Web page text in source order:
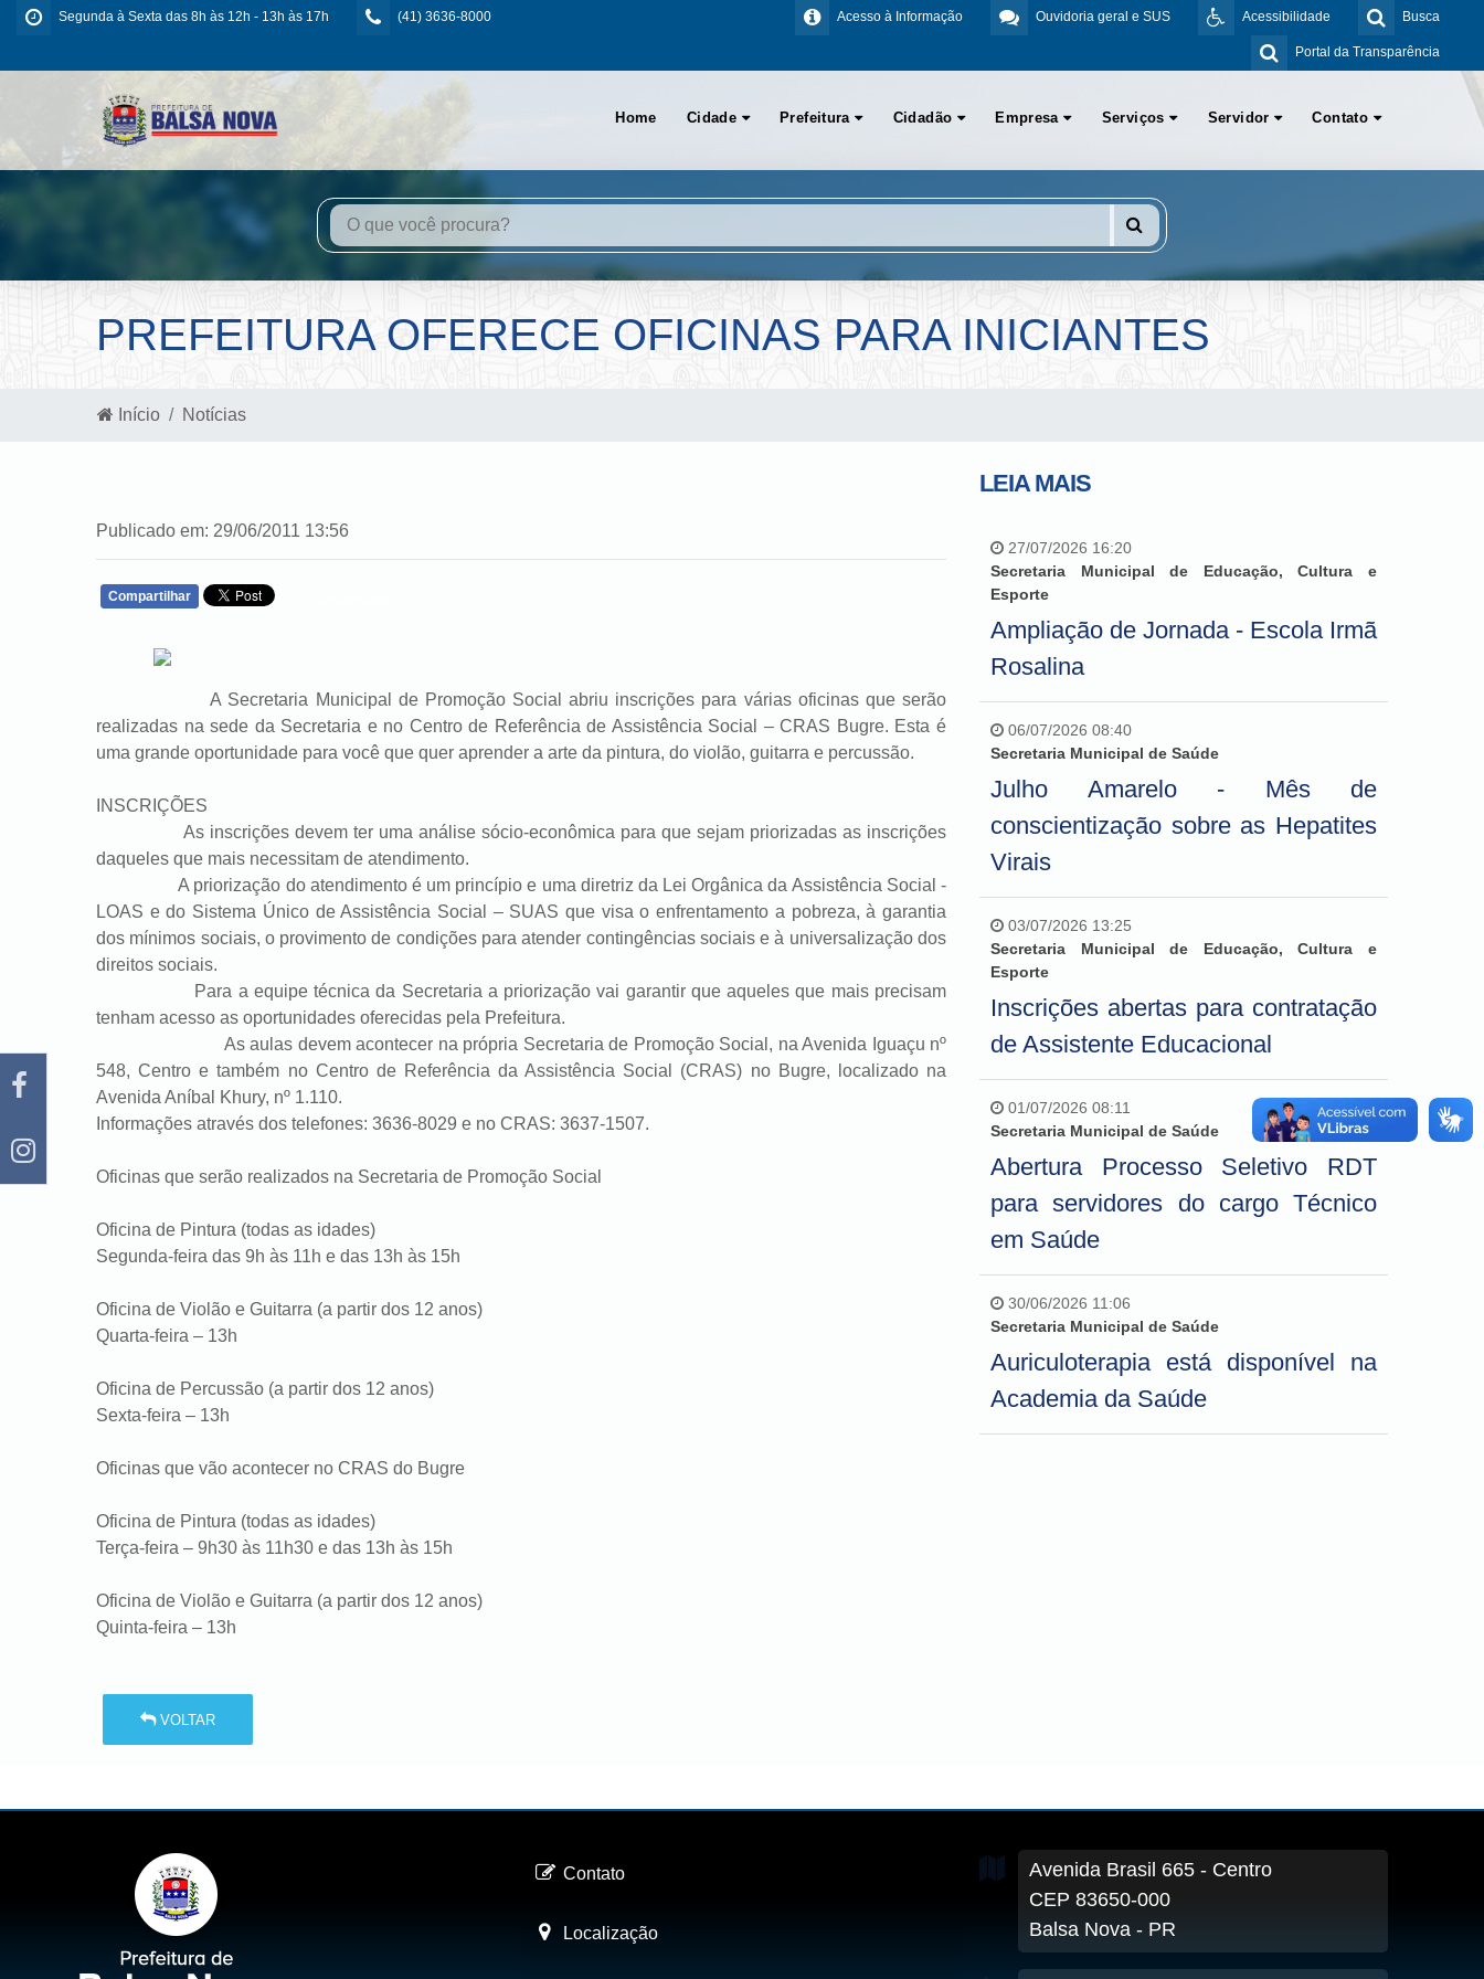
Segunda à Sexta das 8h às 12h - 13h às 17h (41) 3636-8000 Busca
Acessibilidade
Ouvidoria geral e SUS
Acesso à Informação
Portal da Transparência
Home Cidade Prefeitura Cidadão Empresa Serviços Servidor Contato
PREFEITURA OFERECE OFICINAS PARA INICIANTES
Início Notícias
Publicado em: 29/06/2011 13:56
Compartilhar
A Secretaria Municipal de Promoção Social abriu inscrições para várias oficinas que serão
realizadas na sede da Secretaria e no Centro de Referência de Assistência Social – CRAS Bugre. Esta é
uma grande oportunidade para você que quer aprender a arte da pintura, do violão, guitarra e percussão.
INSCRIÇÕES
As inscrições devem ter uma análise sócio-econômica para que sejam priorizadas as inscrições
daqueles que mais necessitam de atendimento.
A priorização do atendimento é um princípio e uma diretriz da Lei Orgânica da Assistência Social -
LOAS e do Sistema Único de Assistência Social – SUAS que visa o enfrentamento a pobreza, à garantia
dos mínimos sociais, o provimento de condições para atender contingências sociais e à universalização dos
direitos sociais.
Para a equipe técnica da Secretaria a priorização vai garantir que aqueles que mais precisam
tenham acesso as oportunidades oferecidas pela Prefeitura.
As aulas devem acontecer na própria Secretaria de Promoção Social, na Avenida Iguaçu nº
548, Centro e também no Centro de Referência da Assistência Social (CRAS) no Bugre, localizado na
Avenida Aníbal Khury, nº 1.110.
Informações através dos telefones: 3636-8029 e no CRAS: 3637-1507.
Oficinas que serão realizados na Secretaria de Promoção Social
Oficina de Pintura (todas as idades)
Segunda-feira das 9h às 11h e das 13h às 15h
Oficina de Violão e Guitarra (a partir dos 12 anos)
Quarta-feira – 13h
Oficina de Percussão (a partir dos 12 anos)
Sexta-feira – 13h
Oficinas que vão acontecer no CRAS do Bugre
Oficina de Pintura (todas as idades)
Terça-feira – 9h30 às 11h30 e das 13h às 15h
Oficina de Violão e Guitarra (a partir dos 12 anos)
Quinta-feira – 13h
VOLTAR
LEIA MAIS
27/07/2026 16:20
Secretaria Municipal de Educação, Cultura e
Esporte
Ampliação de Jornada - Escola Irmã
Rosalina
06/07/2026 08:40
Secretaria Municipal de Saúde
Julho Amarelo - Mês de
conscientização sobre as Hepatites
Virais
03/07/2026 13:25
Secretaria Municipal de Educação, Cultura e
Esporte
Inscrições abertas para contratação
de Assistente Educacional
01/07/2026 08:11
Secretaria Municipal de Saúde
Abertura Processo Seletivo RDT
para servidores do cargo Técnico
em Saúde
30/06/2026 11:06
Secretaria Municipal de Saúde
Auriculoterapia está disponível na
Academia da Saúde
Contato
Localização
Avenida Brasil 665 - Centro
CEP 83650-000
Balsa Nova - PR